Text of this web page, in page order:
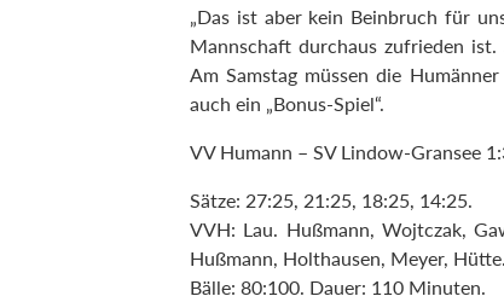
„Das ist aber kein Beinbruch für
Mannschaft durchaus zufrieden ist.
Am Samstag müssen die
auch ein „Bonus-Spiel“.
VV Humann – SV Lindow-Gransee
Sätze: 27:25, 21:25, 18:25, 14:25.
VVH: Lau. Hußmann, Wojtczak,
Hußmann, Holthausen, Meyer, Hütte.
Bälle: 80:100. Dauer: 110 Minuten.